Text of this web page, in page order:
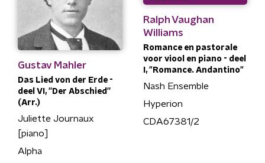
Gustav Mahler
Das Lied von der Erde -
deel VI, ''Der Abschied''
(Arr.)
Juliette Journaux
[piano]
Alpha
Ralph Vaughan
Williams
Romance en pastorale
voor viool en piano - deel
I, "Romance. Andantino"
Nash Ensemble
Hyperion
CDA67381/2